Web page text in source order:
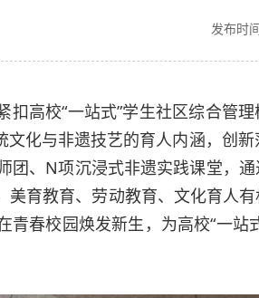
发布时
高校“一站式”学生社区综合管
化与非遗技艺的育人内涵，创新
、N项沉浸式非遗实践课堂，
育教育、劳动教育、文化育人
春校园焕发新生，为高校“一站